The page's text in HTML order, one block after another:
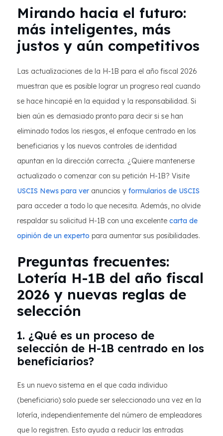
Mirando hacia el futuro:
más inteligentes, más
justos y aún competitivos
Las actualizaciones de la H-1B para el año fiscal 2026
muestran que es posible lograr un progreso real cuando
se hace hincapié en la equidad y la responsabilidad. Si
bien aún es demasiado pronto para decir si se han
eliminado todos los riesgos, el enfoque centrado en los
beneficiarios y los nuevos controles de identidad
apuntan en la dirección correcta. ¿Quiere mantenerse
actualizado o comenzar con su petición H-1B? Visite
USCIS News para ver anuncios y formularios de USCIS
para acceder a todo lo que necesita. Además, no olvide
respaldar su solicitud H-1B con una excelente carta de
opinión de un experto para aumentar sus posibilidades.
Preguntas frecuentes:
Lotería H-1B del año fiscal
2026 y nuevas reglas de
selección
1. ¿Qué es un proceso de
selección de H-1B centrado en los
beneficiarios?
Es un nuevo sistema en el que cada individuo
(beneficiario) solo puede ser seleccionado una vez en la
lotería, independientemente del número de empleadores
que lo registren. Esto ayuda a reducir las entradas